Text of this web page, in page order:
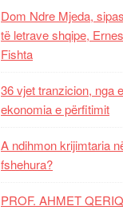
Dom Ndre Mjeda,
të letrave shqipe,
Fishta
36 vjet tranzicion, nga
ekonomia e përfitimit
A ndihmon krijimtaria
fshehura?
PROF. AHMET